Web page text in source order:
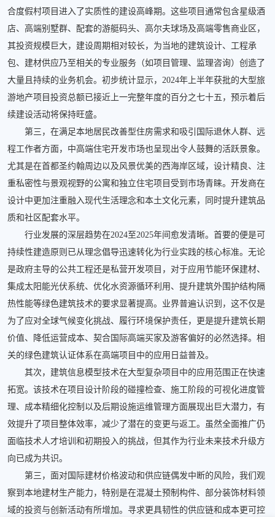
合度假村项目进入了实质性的建设高峰期。这些项目通常包含星级酒
店、高端别墅群、配套的游艇码头、高尔夫球场及高端零售商业区，
其投资规模巨大，建设周期相对较长，为当地的建筑设计、工程承
包、建材供应乃至相关的专业服务（如项目管理、监理咨询）创造了
大量且持续的业务机会。初步统计显示，2024年上半年获批的大型旅
游地产项目投资总额已接近上一完整年度的百分之七十五，预示着后
续建设活动将保持旺盛。
第三，在满足本地居民改善型住房需求和吸引国际退休人群、远
程工作者方面，中高端住宅开发市场也呈现出令人鼓舞的活跃景象。
尤其是在首都圣约翰周边以及风景优美的西海岸区域，设计精良、注
重私密性与景观视野的公寓和独立住宅项目受到市场青睐。开发商在
设计中更加注重融入现代生活理念和本土文化元素，同时提升建筑品
质和社区配套水平。
行业发展的深层趋势在2024至2025年间愈发清晰。首要的便是可
持续性建造原则已从理念倡导迅速转化为行业实践的核心标准。无论
是政府主导的公共工程还是私营开发项目，对于应用节能环保建材、
集成太阳能光伏系统、优化水资源循环利用、提升建筑外围护结构隔
热性能等绿色建筑技术的要求显著提高。业界普遍认识到，这不仅是
为了应对全球气候变化挑战、履行环境保护责任，更是提升建筑长期
价值、降低运营成本、契合国际高端买家及游客偏好的必然选择。相
关的绿色建筑认证体系在高端项目中的应用日益普及。
其次，建筑信息模型技术在大型复杂项目中的应用范围正在快速
拓宽。该技术在项目设计阶段的碰撞检查、施工阶段的可视化进度管
理、成本精细化控制以及后期设施运维管理方面展现出巨大潜力，有
效提升了项目整体效率，减少了潜在的变更与返工。虽然全面推广仍
面临技术人才培训和初期投入的挑战，但其作为行业未来技术升级方
向已成为共识。
第三，面对国际建材价格波动和供应链偶发中断的风险，我们观
察到本地建材生产能力，特别是在混凝土预制构件、部分装饰材料领
域的投资与创新活动有所增加。寻求更具韧性的供应链和成本更可控